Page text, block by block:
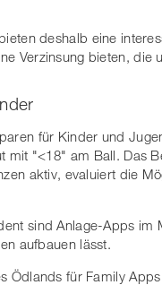
deshalb eine
Verzinsung bieten, die
für Kinder und
mit "<18" am Ball. Das
aktiv, evaluiert die
sind Anlage-Apps
aufbauen lässt.
Ödlands für Family